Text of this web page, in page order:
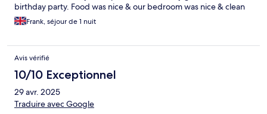
birthday party. Food was nice & our bedroom was nice & clean
Frank, séjour de 1 nuit
Avis vérifié
10/10 Exceptionnel
29 avr. 2025
Traduire avec Google